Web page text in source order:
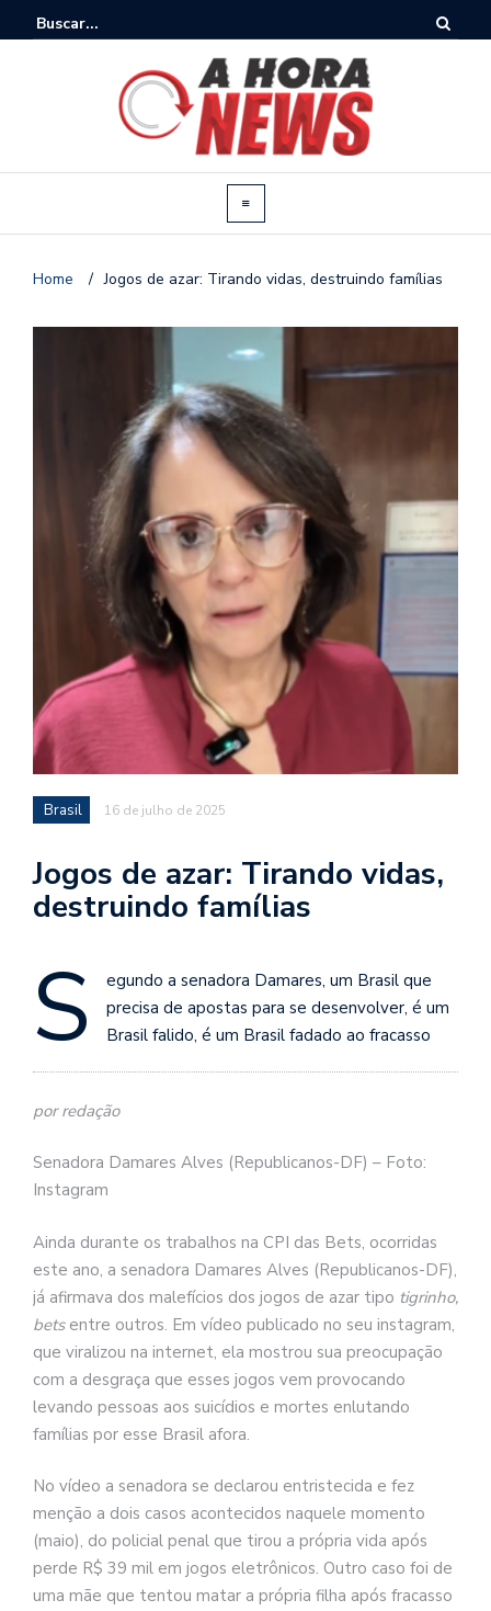
Home / Jogos de azar: Tirando vidas, destruindo famílias
Brasil 16 de julho de 2025
Jogos de azar: Tirando vidas,
destruindo famílias
S
egundo a senadora Damares, um Brasil que
precisa de apostas para se desenvolver, é um
Brasil falido, é um Brasil fadado ao fracasso
por redação
Senadora Damares Alves (Republicanos-DF) – Foto:
Instagram
Ainda durante os trabalhos na CPI das Bets, ocorridas
este ano, a senadora Damares Alves (Republicanos-DF),
já afirmava dos malefícios dos jogos de azar tipo tigrinho,
betsentre outros. Em vídeo publicado no seu instagram,
que viralizou na internet, ela mostrou sua preocupação
com a desgraça que esses jogos vem provocando
levando pessoas aos suicídios e mortes enlutando
famílias por esse Brasil afora.
No vídeo a senadora se declarou entristecida e fez
menção a dois casos acontecidos naquele momento
(maio), do policial penal que tirou a própria vida após
perde R$ 39 mil em jogos eletrônicos. Outro caso foi de
uma mãe que tentou matar a própria filha após fracasso